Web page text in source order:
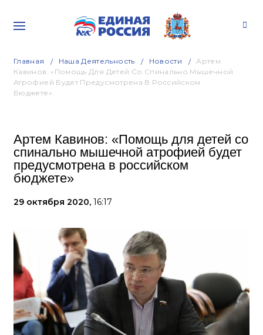
Главная Наша Деятельность Новости
Артем
Кавинов: «Помощь Для Детей Со Спинально Мышечной
Атрофией Будет Предусмотрена В Российском
Бюджете»
Артем Кавинов: «Помощь для детей со
спинально мышечной атрофией будет
предусмотрена в российском
бюджете»
29 октября 2020, 16:17